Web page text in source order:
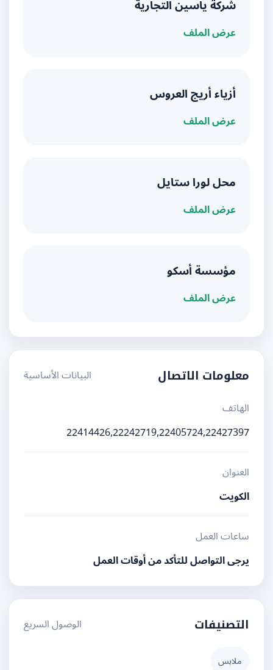
شركة ياسين التجارية
عرض الملف
أزياء أريج العروس
عرض الملف
محل لورا ستايل
عرض الملف
مؤسسة أسكو
عرض الملف
معلومات الاتصال
البيانات الأساسية
الهاتف
22414426,22242719,22405724,22427397
العنوان
الكويت
ساعات العمل
يرجى التواصل للتأكد من أوقات العمل
التصنيفات الوصول السريع
ملابس